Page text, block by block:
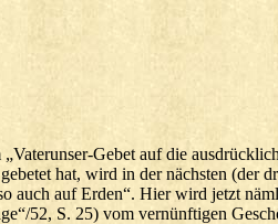
„Vaterunser-Gebet auf die
hat, wird in der nächsten
auch auf Erden“. Hier wird jetzt
52, S. 25) vom vernünftigen